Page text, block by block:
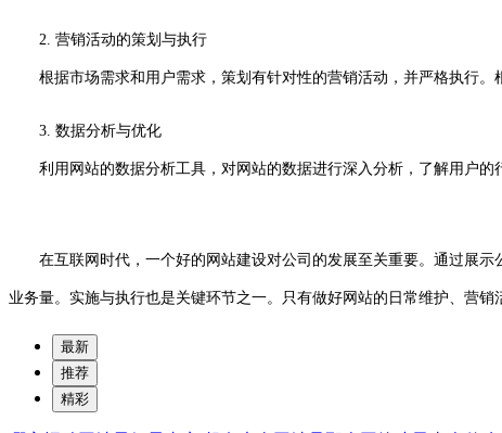
2. 营销活动的策划与执行
根据市场需求和用户需求，策划有针对性的营销活动，并严格执行。
3. 数据分析与优化
利用网站的数据分析工具，对网站的数据进行深入分析，了解用户的
在互联网时代，一个好的网站建设对公司的发展至关重要。通过展示
业务量。实施与执行也是关键环节之一。只有做好网站的日常维护、营
最新
推荐
精彩